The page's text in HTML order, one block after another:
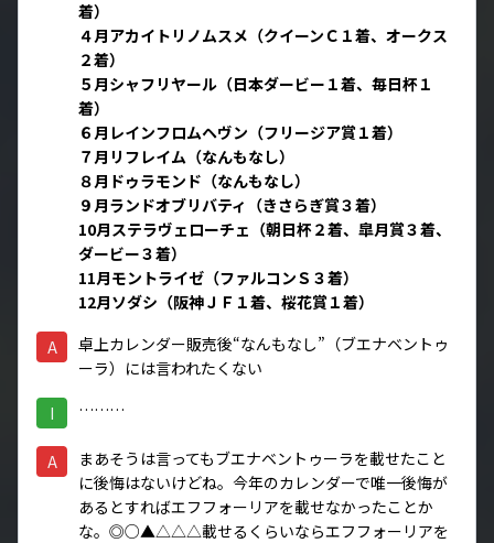
着）
４月アカイトリノムスメ（クイーンＣ１着、オークス
２着）
５月シャフリヤール（日本ダービー１着、毎日杯１
着）
６月レインフロムヘヴン（フリージア賞１着）
７月リフレイム（なんもなし）
８月ドゥラモンド（なんもなし）
９月ランドオブリバティ（きさらぎ賞３着）
10月ステラヴェローチェ（朝日杯２着、皐月賞３着、
ダービー３着）
11月モントライゼ（ファルコンＳ３着）
12月ソダシ（阪神ＪＦ１着、桜花賞１着）
A
卓上カレンダー販売後“なんもなし”（ブエナベントゥ
ーラ）には言われたくない
I ………
A
まあそうは言ってもブエナベントゥーラを載せたこと
に後悔はないけどね。今年のカレンダーで唯一後悔が
あるとすればエフフォーリアを載せなかったことか
な。◎○▲△△△載せるくらいならエフフォーリアを